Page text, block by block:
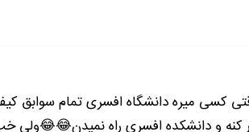
حتي رنگشم تشخيص نمي دم. چه برسه به
گفت:
کسی میره دانشگاه افسری تمام سوابق
و دانشکده افسری راه نمیدن😂😂ولی